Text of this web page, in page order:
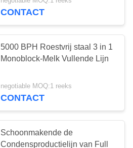
CONTACT
5000 BPH Roestvrij staal 3 in 1
Monoblock-Melk Vullende Lijn
negotiable MOQ:1 reeks
CONTACT
Schoonmakende de
Condensproductielijn van Full